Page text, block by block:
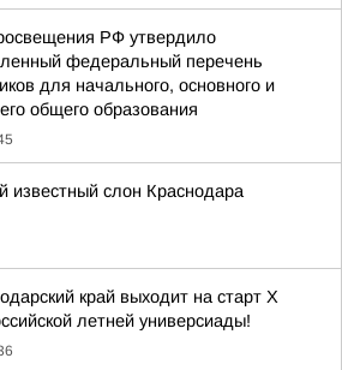
РФ утвердило
федеральный перечень
для начального, основного и
общего образования
известный слон Краснодара
край выходит на старт X
летней универсиады!